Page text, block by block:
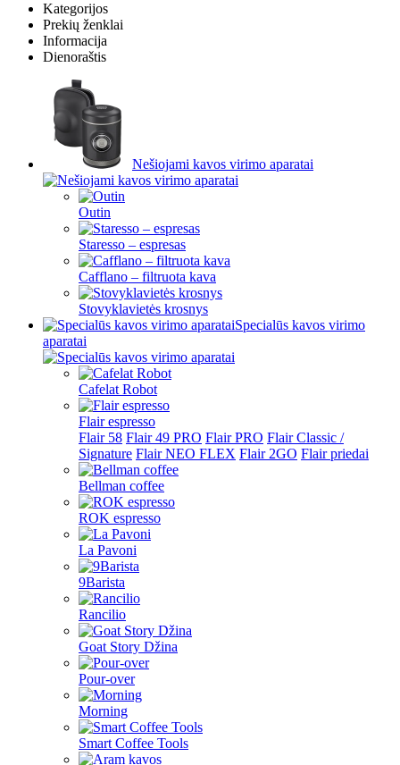
Kategorijos
Prekių ženklai
Informacija
Dienoraštis
Nešiojami kavos virimo aparatai
Outin
Staresso – espresas
Cafflano – filtruota kava
Stovyklavietės krosnys
Specialūs kavos virimo
aparatai
Cafelat Robot
Flair espresso
Flair 58 Flair 49 PRO Flair PRO Flair Classic /
Signature Flair NEO FLEX Flair 2GO Flair priedai
Bellman coffee
ROK espresso
La Pavoni
9Barista
Rancilio
Goat Story Džina
Pour-over
Morning
Smart Coffee Tools